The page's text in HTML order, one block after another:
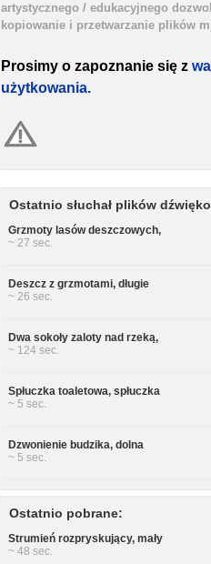
artystycznego / edukacyjnego
kopiowanie i przetwarzanie plików
Prosimy o zapoznanie się z
użytkowania.
Ostatnio słuchał plików
Grzmoty lasów deszczowych,
~ 27 sec.
Deszcz z grzmotami, długie
~ 26 sec.
Dwa sokoły zaloty nad rzeką,
~ 124 sec.
Spłuczka toaletowa, spłuczka
~ 5 sec.
Dzwonienie budzika, dolna
~ 5 sec.
Ostatnio pobrane:
Strumień rozpryskujący, mały
~ 48 sec.